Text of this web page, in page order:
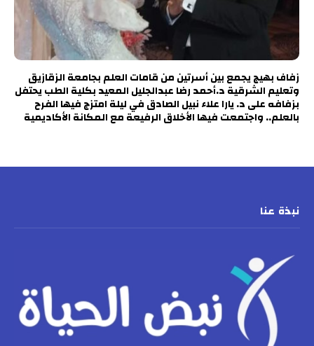
زفاف بهيج يجمع بين أسرتين من قامات العلم بجامعة الزقازيق
وتعليم الشرقية د.أحمد رضا عبدالجليل المعيد بكلية الطب يحتفل
بزفافه على د. يارا علاء نبيل الصادق في ليلة امتزج فيها الفرح
بالعلم.. واجتمعت فيها الأخلاق الرفيعة مع المكانة الأكاديمية
نبذة عنا